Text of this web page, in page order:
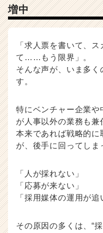
事・
用
向
け
採
ノ
記
事
ベ
増中
「求人票を書いて、
て……もう限界」。
そんな声が、いま多く
す。
特にベンチャー企業
が人事以外の業務も兼
本来であれば戦略的に
が、後手に回ってしま
「人が採れない」
「応募が来ない」
「採用媒体の運用が追
その原因の多くは、“